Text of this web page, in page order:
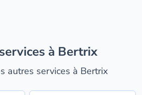
services à Bertrix
autres services à Bertrix